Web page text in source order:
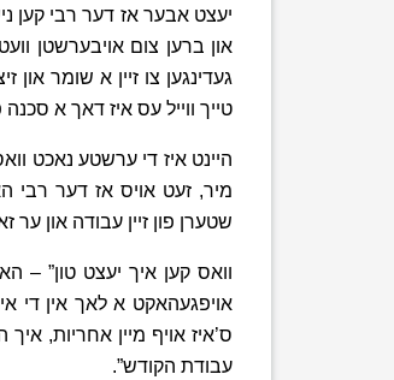
יעצט אבער אז דער רבי קען
און ברען צום אויבערשטן
געדינגען צו זיין א שומר און
טייך ווייל עס איז דאך א
היינט איז די ערשטע נאכט
מיר, זעט אויס אז דער רבי
שטערן פון זיין עבודה און ער
וואס קען איך יעצט טון” –
אויפגעהאקט א לאך אין די
ס’איז אויף מיין אחריות,
עבודת הקודש”.